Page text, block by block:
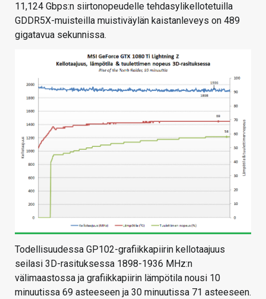
11,124 Gbps:n siirtonopeudelle tehdasylikellotetuilla
GDDR5X-muisteilla muistiväylän kaistanleveys on 489
gigatavua sekunnissa.
Todellisuudessa GP102-grafiikkapiirin kellotaajuus
seilasi 3D-rasituksessa 1898-1936 MHz:n
välimaastossa ja grafiikkapiirin lämpötila nousi 10
minuutissa 69 asteeseen ja 30 minuutissa 71 asteeseen.